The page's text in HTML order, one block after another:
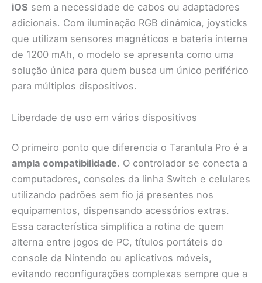
iOS sem a necessidade de cabos ou adaptadores
adicionais. Com iluminação RGB dinâmica, joysticks
que utilizam sensores magnéticos e bateria interna
de 1200 mAh, o modelo se apresenta como uma
solução única para quem busca um único periférico
para múltiplos dispositivos.
Liberdade de uso em vários dispositivos
O primeiro ponto que diferencia o Tarantula Pro é a
ampla compatibilidade. O controlador se conecta a
computadores, consoles da linha Switch e celulares
utilizando padrões sem fio já presentes nos
equipamentos, dispensando acessórios extras.
Essa característica simplifica a rotina de quem
alterna entre jogos de PC, títulos portáteis do
console da Nintendo ou aplicativos móveis,
evitando reconfigurações complexas sempre que a